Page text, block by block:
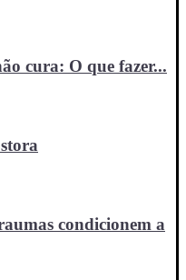
cura: O que fazer...
condicionem a